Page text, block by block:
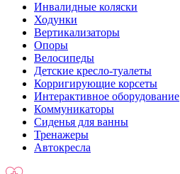
Инвалидные коляски
Ходунки
Вертикализаторы
Опоры
Велосипеды
Детские кресло-туалеты
Корригирующие корсеты
Интерактивное оборудование
Коммуникаторы
Сиденья для ванны
Тренажеры
Автокресла